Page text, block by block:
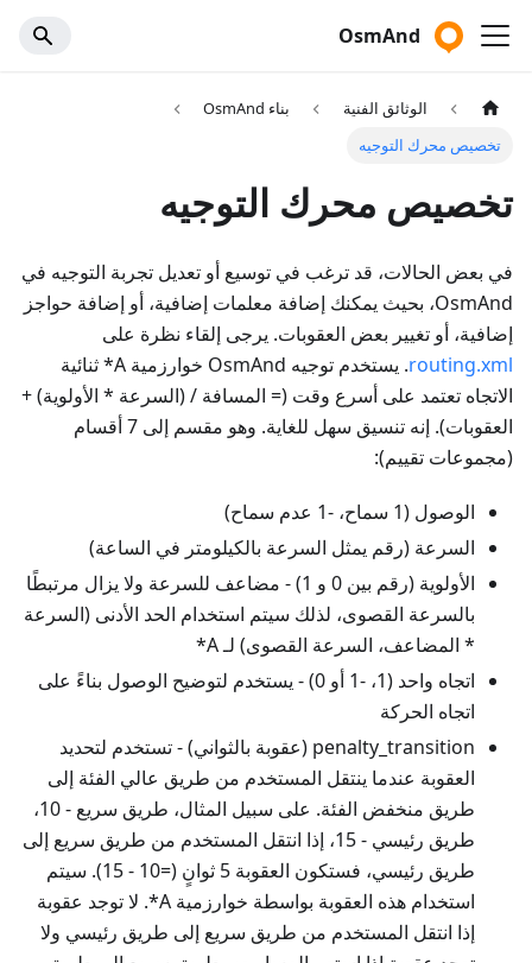
OsmAnd
الوثائق الفنية
بناء OsmAnd
تخصيص محرك التوجيه
تخصيص محرك التوجيه
في بعض الحالات، قد ترغب في توسيع أو تعديل تجربة التوجيه في
OsmAnd، بحيث يمكنك إضافة معلمات إضافية، أو إضافة حواجز
إضافية، أو تغيير بعض العقوبات. يرجى إلقاء نظرة على
routing.xml
. يستخدم توجيه OsmAnd خوارزمية A* ثنائية
الاتجاه تعتمد على أسرع وقت (= المسافة / (السرعة * الأولوية) +
العقوبات). إنه تنسيق سهل للغاية. وهو مقسم إلى 7 أقسام
(مجموعات تقييم):
الوصول (1 سماح، -1 عدم سماح)
السرعة (رقم يمثل السرعة بالكيلومتر في الساعة)
الأولوية (رقم بين 0 و 1) - مضاعف للسرعة ولا يزال مرتبطًا
بالسرعة القصوى، لذلك سيتم استخدام الحد الأدنى (السرعة
* المضاعف، السرعة القصوى) لـ A*
اتجاه واحد (1، -1 أو 0) - يستخدم لتوضيح الوصول بناءً على
اتجاه الحركة
penalty_transition (عقوبة بالثواني) - تستخدم لتحديد
العقوبة عندما ينتقل المستخدم من طريق عالي الفئة إلى
طريق منخفض الفئة. على سبيل المثال، طريق سريع - 10،
طريق رئيسي - 15، إذا انتقل المستخدم من طريق سريع إلى
طريق رئيسي، فستكون العقوبة 5 ثوانٍ (=10 - 15). سيتم
استخدام هذه العقوبة بواسطة خوارزمية A*. لا توجد عقوبة
إذا انتقل المستخدم من طريق سريع إلى طريق رئيسي ولا